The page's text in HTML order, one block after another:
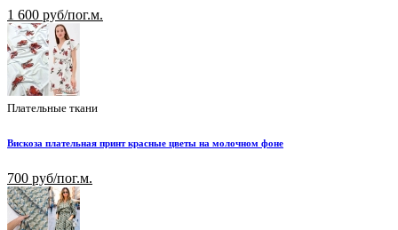
1 600 руб/пог.м.
Плательные ткани
Вискоза плательная принт красные цветы на молочном фоне
700 руб/пог.м.